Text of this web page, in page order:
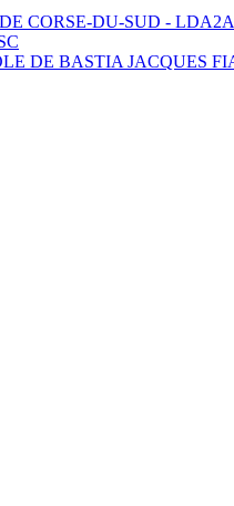
CORSE-DU-SUD - LDA2A
DE BASTIA JACQUES